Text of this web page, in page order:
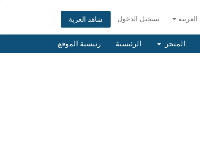
العربية تسجيل الدخول شاهد العربة
رئيسية الموقع الرئيسية المتجر